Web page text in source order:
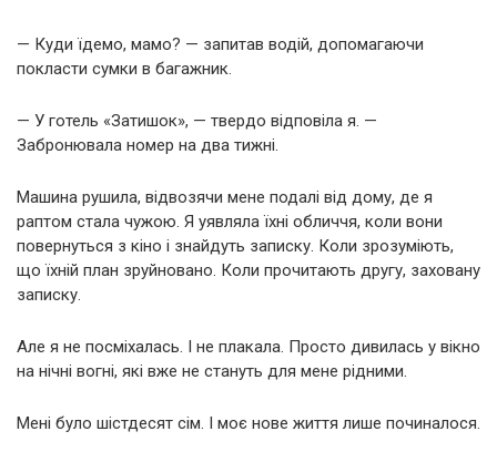
— Куди їдемо, мамо? — запитав водій, допомагаючи
покласти сумки в багажник.
— У готель «Затишок», — твердо відповіла я. —
Забронювала номер на два тижні.
Машина рушила, відвозячи мене подалі від дому, де я
раптом стала чужою. Я уявляла їхні обличчя, коли вони
повернуться з кіно і знайдуть записку. Коли зрозуміють,
що їхній план зруйновано. Коли прочитають другу, заховану
записку.
Але я не посміхалась. І не плакала. Просто дивилась у вікно
на нічні вогні, які вже не стануть для мене рідними.
Мені було шістдесят сім. І моє нове життя лише починалося.